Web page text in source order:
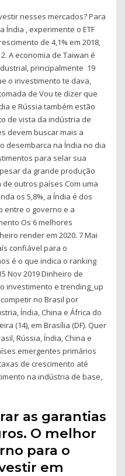
nesses mercados? Para
Índia , experimente o ETF
de 4,1% em 2018,
A economia de Taiwan é
principalmente 19
o investimento te dava,
de Vou te dizer que
e Rússia também estão
de vista da indústria de
devem buscar mais a
desembarca na Índia no dia
para selar sua
da grande produção
outros países Com uma
os 5,8%, a Índia é dos
entre o governo e a
Os 6 melhores
render em 2020. 7 Mai
confiável para o
é o que indica o ranking
Nov 2019 Dinheiro de
investimento e trending_up
no Brasil por
Índia, China e África do
(14), em Brasília (DF). Quer
Rússia, Índia, China e
emergentes primários
de crescimento até
na indústria de base,
as garantias
O melhor
para o
em